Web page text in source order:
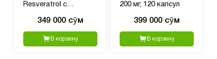
Resveratrol с
349 000 сӯм
В корзину
200 мг, 120 капсул
399 000 сӯм
В корзину